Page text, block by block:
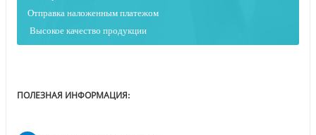
Отправка наложенным платежом
Высокое качество продукции
ПОЛЕЗНАЯ ИНФОРМАЦИЯ: